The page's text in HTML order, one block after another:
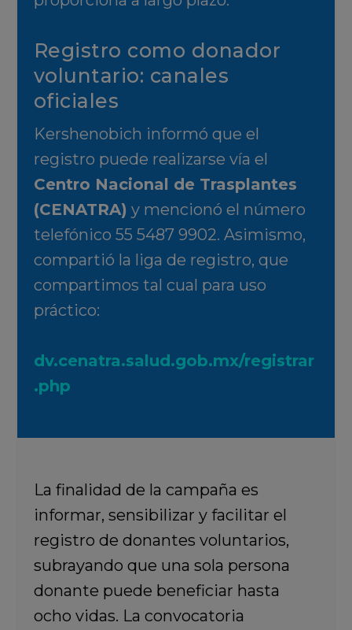
Registro como donador
voluntario: canales
oficiales
Kershenobich informó que el
registro puede realizarse vía el
Centro Nacional de Trasplantes
(CENATRA) y mencionó el número
telefónico 55 5487 9902. Asimismo,
compartió la liga de registro, que
compartimos tal cual para uso
práctico:
dv.cenatra.salud.gob.mx/registrar
.php
La finalidad de la campaña es
informar, sensibilizar y facilitar el
registro de donantes voluntarios,
subrayando que una sola persona
donante puede beneficiar hasta
ocho vidas. La convocatoria